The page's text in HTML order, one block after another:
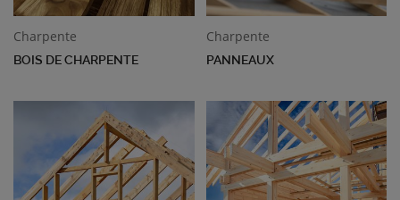
Charpente
BOIS DE CHARPENTE
Charpente
PANNEAUX